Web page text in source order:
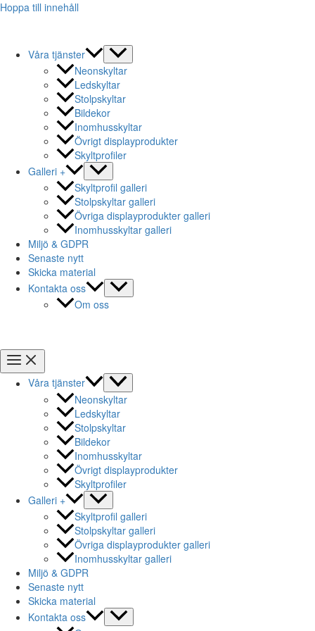
Hoppa till innehåll
Våra tjänster
Neonskyltar
Ledskyltar
Stolpskyltar
Bildekor
Inomhusskyltar
Övrigt displayprodukter
Skyltprofiler
Galleri +
Skyltprofil galleri
Stolpskyltar galleri
Övriga displayprodukter galleri
Inomhusskyltar galleri
Miljö & GDPR
Senaste nytt
Skicka material
Kontakta oss
Om oss
Våra tjänster
Neonskyltar
Ledskyltar
Stolpskyltar
Bildekor
Inomhusskyltar
Övrigt displayprodukter
Skyltprofiler
Galleri +
Skyltprofil galleri
Stolpskyltar galleri
Övriga displayprodukter galleri
Inomhusskyltar galleri
Miljö & GDPR
Senaste nytt
Skicka material
Kontakta oss